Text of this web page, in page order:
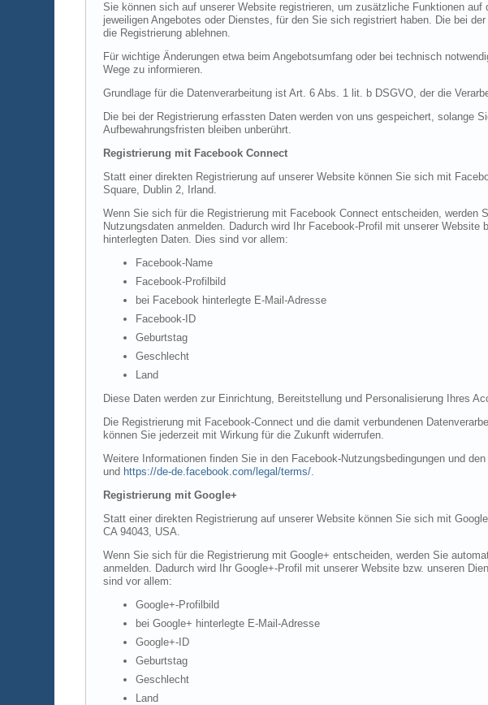
Sie können sich auf unserer Website registrieren, um zusätzliche Funktionen
jeweiligen Angebotes oder Dienstes, für den Sie sich registriert haben. Die bei
die Registrierung ablehnen.
Für wichtige Änderungen etwa beim Angebotsumfang oder bei technisch
Wege zu informieren.
Grundlage für die Datenverarbeitung ist Art. 6 Abs. 1 lit. b DSGVO, der die
Die bei der Registrierung erfassten Daten werden von uns gespeichert, solange
Aufbewahrungsfristen bleiben unberührt.
Registrierung mit Facebook Connect
Statt einer direkten Registrierung auf unserer Website können Sie sich mit
Square, Dublin 2, Irland.
Wenn Sie sich für die Registrierung mit Facebook Connect entscheiden,
Nutzungsdaten anmelden. Dadurch wird Ihr Facebook-Profil mit unserer
hinterlegten Daten. Dies sind vor allem:
Facebook-Name
Facebook-Profilbild
bei Facebook hinterlegte E-Mail-Adresse
Facebook-ID
Geburtstag
Geschlecht
Land
Diese Daten werden zur Einrichtung, Bereitstellung und Personalisierung Ihres
Die Registrierung mit Facebook-Connect und die damit verbundenen
können Sie jederzeit mit Wirkung für die Zukunft widerrufen.
Weitere Informationen finden Sie in den Facebook-Nutzungsbedingungen und
und https://de-de.facebook.com/legal/terms/.
Registrierung mit Google+
Statt einer direkten Registrierung auf unserer Website können Sie sich mit
CA 94043, USA.
Wenn Sie sich für die Registrierung mit Google+ entscheiden, werden Sie
anmelden. Dadurch wird Ihr Google+-Profil mit unserer Website bzw. unseren
sind vor allem:
Google+-Profilbild
bei Google+ hinterlegte E-Mail-Adresse
Google+-ID
Geburtstag
Geschlecht
Land